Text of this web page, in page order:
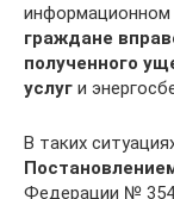
информационном
граждане
полученного
услуг и
В таких
Федерации № 354